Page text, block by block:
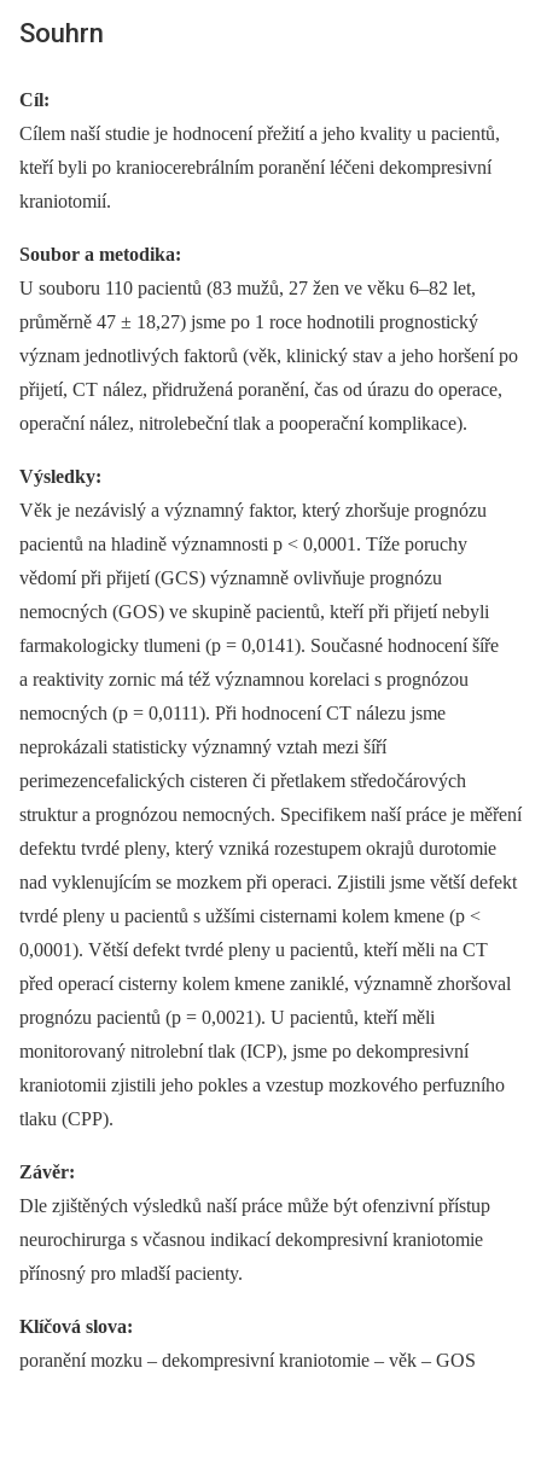
Souhrn
Cíl:
Cílem naší studie je hodnocení přežití a jeho kvality u pacientů,
kteří byli po kraniocerebrálním poranění léčeni dekompresivní
kraniotomií.
Soubor a metodika:
U souboru 110 pacientů (83 mužů, 27 žen ve věku 6–82 let,
průměrně 47 ± 18,27) jsme po 1 roce hodnotili prognostický
význam jednotlivých faktorů (věk, klinický stav a jeho horšení po
přijetí, CT nález, přidružená poranění, čas od úrazu do operace,
operační nález, nitrolebeční tlak a pooperační komplikace).
Výsledky:
Věk je nezávislý a významný faktor, který zhoršuje prognózu
pacientů na hladině významnosti p < 0,0001. Tíže poruchy
vědomí při přijetí (GCS) významně ovlivňuje prognózu
nemocných (GOS) ve skupině pacientů, kteří při přijetí nebyli
farmakologicky tlumeni (p = 0,0141). Současné hodnocení šíře
a reaktivity zornic má též významnou korelaci s prognózou
nemocných (p = 0,0111). Při hodnocení CT nálezu jsme
neprokázali statisticky významný vztah mezi šíří
perimezencefalických cisteren či přetlakem středočárových
struktur a prognózou nemocných. Specifikem naší práce je měření
defektu tvrdé pleny, který vzniká rozestupem okrajů durotomie
nad vyklenujícím se mozkem při operaci. Zjistili jsme větší defekt
tvrdé pleny u pacientů s užšími cisternami kolem kmene (p <
0,0001). Větší defekt tvrdé pleny u pacientů, kteří měli na CT
před operací cisterny kolem kmene zaniklé, významně zhoršoval
prognózu pacientů (p = 0,0021). U pacientů, kteří měli
monitorovaný nitrolební tlak (ICP), jsme po dekompresivní
kraniotomii zjistili jeho pokles a vzestup mozkového perfuzního
tlaku (CPP).
Závěr:
Dle zjištěných výsledků naší práce může být ofenzivní přístup
neurochirurga s včasnou indikací dekompresivní kraniotomie
přínosný pro mladší pacienty.
Klíčová slova:
poranění mozku –⁠ dekompresivní kraniotomie –⁠ věk –⁠ GOS